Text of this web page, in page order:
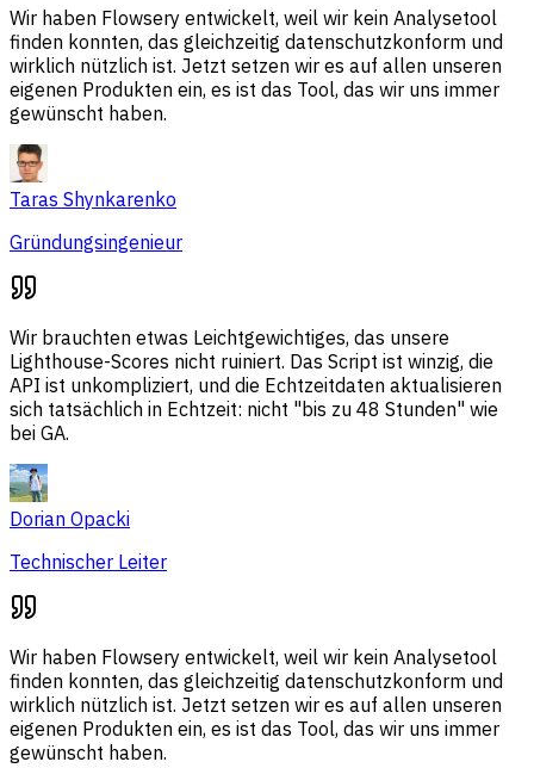
Wir haben Flowsery entwickelt, weil wir kein Analysetool
finden konnten, das gleichzeitig datenschutzkonform und
wirklich nützlich ist. Jetzt setzen wir es auf allen unseren
eigenen Produkten ein, es ist das Tool, das wir uns immer
gewünscht haben.
Taras Shynkarenko
Gründungsingenieur
Wir brauchten etwas Leichtgewichtiges, das unsere
Lighthouse-Scores nicht ruiniert. Das Script ist winzig, die
API ist unkompliziert, und die Echtzeitdaten aktualisieren
sich tatsächlich in Echtzeit: nicht "bis zu 48 Stunden" wie
bei GA.
Dorian Opacki
Technischer Leiter
Wir haben Flowsery entwickelt, weil wir kein Analysetool
finden konnten, das gleichzeitig datenschutzkonform und
wirklich nützlich ist. Jetzt setzen wir es auf allen unseren
eigenen Produkten ein, es ist das Tool, das wir uns immer
gewünscht haben.